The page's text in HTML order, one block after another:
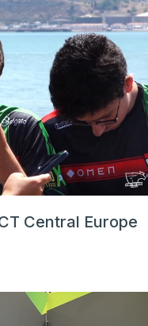
Central Europe